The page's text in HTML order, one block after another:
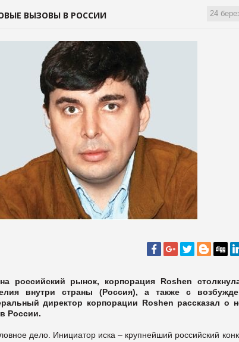
24
ВЫЗОВЫ В РОССИИ
российский рынок, корпорация Roshen
внутри страны (Россия), а также с
директор корпорации Roshen рассказал о
России.
дело. Инициатор иска – крупнейший российский